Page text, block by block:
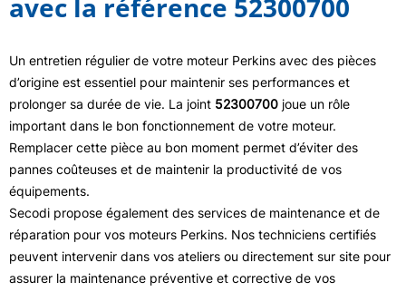
avec la référence 52300700
Un entretien régulier de votre moteur Perkins avec des pièces
d’origine est essentiel pour maintenir ses performances et
prolonger sa durée de vie. La joint 52300700 joue un rôle
important dans le bon fonctionnement de votre moteur.
Remplacer cette pièce au bon moment permet d’éviter des
pannes coûteuses et de maintenir la productivité de vos
équipements.
Secodi propose également des services de maintenance et de
réparation pour vos moteurs Perkins. Nos techniciens certifiés
peuvent intervenir dans vos ateliers ou directement sur site pour
assurer la maintenance préventive et corrective de vos